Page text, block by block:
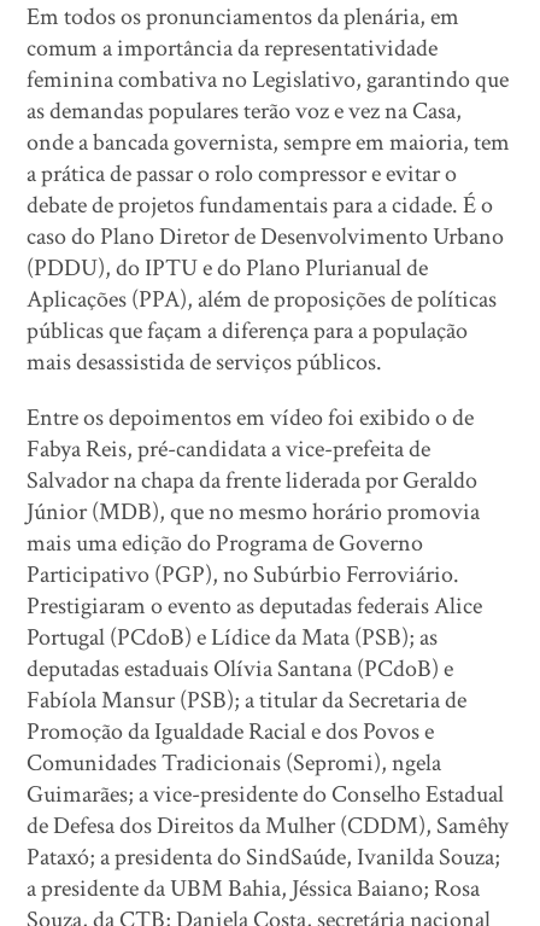
Em todos os pronunciamentos da plenária, em
comum a importância da representatividade
feminina combativa no Legislativo, garantindo que
as demandas populares terão voz e vez na Casa,
onde a bancada governista, sempre em maioria, tem
a prática de passar o rolo compressor e evitar o
debate de projetos fundamentais para a cidade. É o
caso do Plano Diretor de Desenvolvimento Urbano
(PDDU), do IPTU e do Plano Plurianual de
Aplicações (PPA), além de proposições de políticas
públicas que façam a diferença para a população
mais desassistida de serviços públicos.
Entre os depoimentos em vídeo foi exibido o de
Fabya Reis, pré-candidata a vice-prefeita de
Salvador na chapa da frente liderada por Geraldo
Júnior (MDB), que no mesmo horário promovia
mais uma edição do Programa de Governo
Participativo (PGP), no Subúrbio Ferroviário.
Prestigiaram o evento as deputadas federais Alice
Portugal (PCdoB) e Lídice da Mata (PSB); as
deputadas estaduais Olívia Santana (PCdoB) e
Fabíola Mansur (PSB); a titular da Secretaria de
Promoção da Igualdade Racial e dos Povos e
Comunidades Tradicionais (Sepromi), ngela
Guimarães; a vice-presidente do Conselho Estadual
de Defesa dos Direitos da Mulher (CDDM), Samêhy
Pataxó; a presidenta do SindSaúde, Ivanilda Souza;
a presidente da UBM Bahia, Jéssica Baiano; Rosa